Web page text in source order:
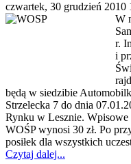
czwartek, 30 grudzień 2010
W
r.
i
będą w siedzibie
Strzelecka 7 do dnia
Rynku w Lesznie. Wpisowe
WOŚP wynosi 30 zł. Po
posiłek dla wszystkich
Czytaj dalej...